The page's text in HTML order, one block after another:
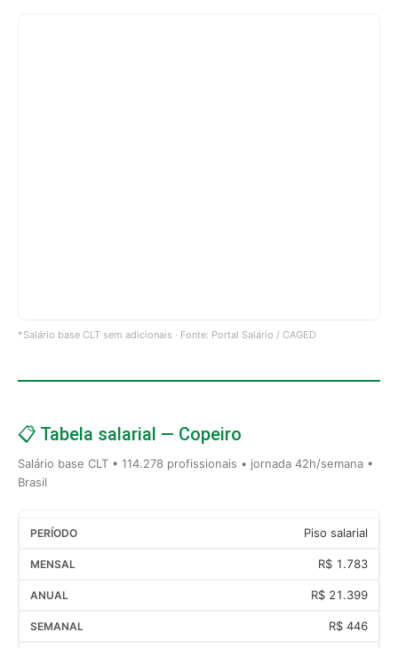
*Salário base CLT sem adicionais · Fonte: Portal Salário / CAGED
📋 Tabela salarial — Copeiro
Salário base CLT • 114.278 profissionais • jornada 42h/semana •
Brasil
Piso salarial
R$ 1.783
R$ 21.399
R$ 446